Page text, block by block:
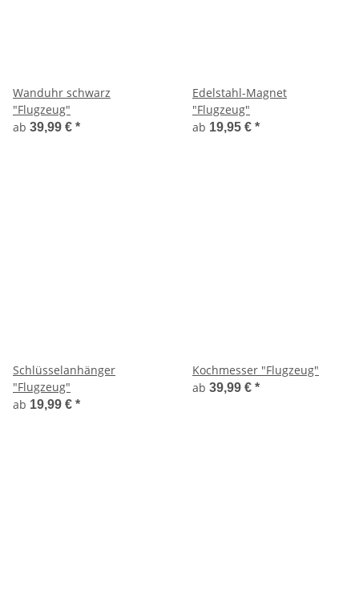
Wanduhr schwarz
"Flugzeug"
ab 39,99 € *
Edelstahl-Magnet
"Flugzeug"
ab 19,95 € *
Schlüsselanhänger
"Flugzeug"
ab 19,99 € *
Kochmesser "Flugzeug"
ab 39,99 € *